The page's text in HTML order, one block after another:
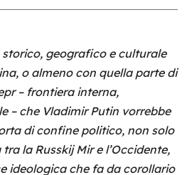
geografico e culturale
o almeno con quella parte di
– frontiera interna,
– che Vladimir Putin vorrebbe
di confine politico, non solo
la Russkij Mir e l’Occidente,
ideologica che fa da corollario